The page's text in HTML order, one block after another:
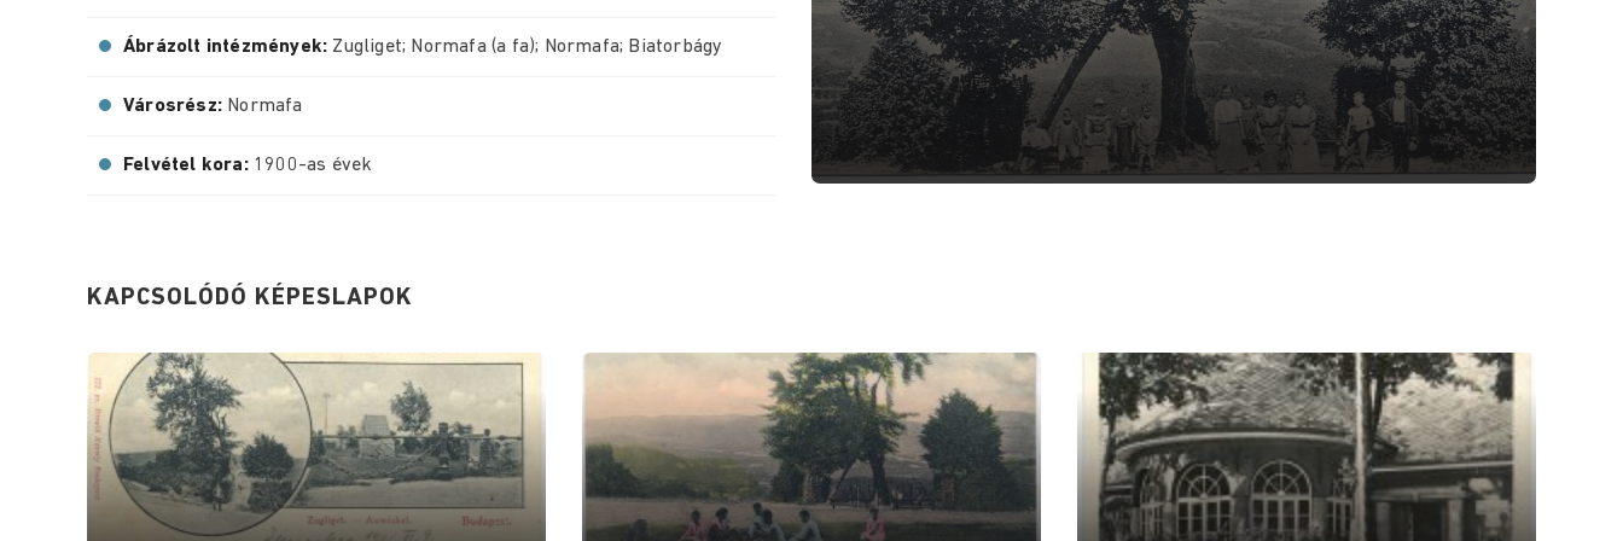
Ábrázolt intézmények: Zugliget; Normafa (a fa); Normafa; Biatorbágy
Városrész: Normafa
Felvétel kora: 1900-as évek
KAPCSOLÓDÓ KÉPESLAPOK